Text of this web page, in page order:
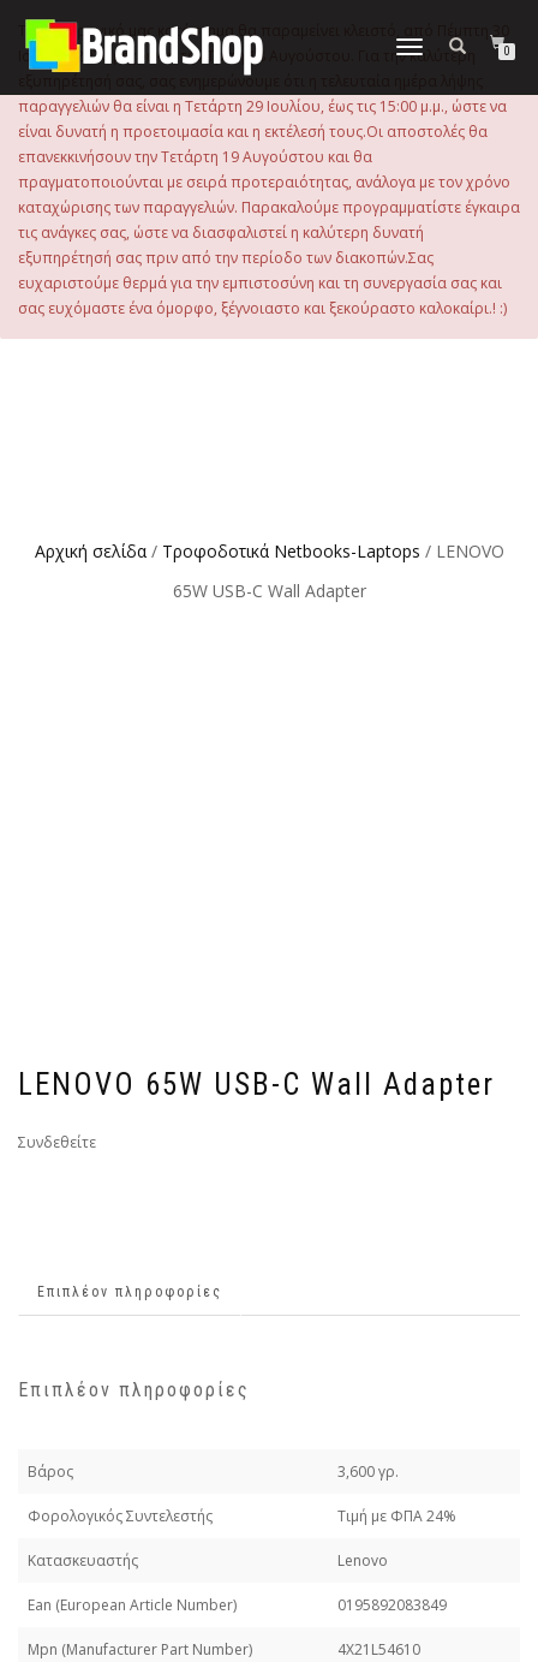
περιεχόμενο
Εναλλαγή
0
Το ηλεκτρονικό μας κατάστημα θα παραμείνει κλειστό, από Πέμπτη 30
Ιουλίου 2026 μέχρι και την Τρίτη 18 Αυγούστου. Για την καλύτερη
εξυπηρέτησή σας, σας ενημερώνουμε ότι η τελευταία ημέρα λήψης
παραγγελιών θα είναι η Τετάρτη 29 Ιουλίου, έως τις 15:00 μ.μ., ώστε να
είναι δυνατή η προετοιμασία και η εκτέλεσή τους.Οι αποστολές θα
επανεκκινήσουν την Τετάρτη 19 Αυγούστου και θα
πραγματοποιούνται με σειρά προτεραιότητας, ανάλογα με τον χρόνο
καταχώρισης των παραγγελιών. Παρακαλούμε προγραμματίστε έγκαιρα
τις ανάγκες σας, ώστε να διασφαλιστεί η καλύτερη δυνατή
εξυπηρέτησή σας πριν από την περίοδο των διακοπών.Σας
ευχαριστούμε θερμά για την εμπιστοσύνη και τη συνεργασία σας και
σας ευχόμαστε ένα όμορφο, ξέγνοιαστο και ξεκούραστο καλοκαίρι.! :)
Αρχική σελίδα/ Τροφοδοτικά Netbooks-Laptops / LENOVO
65W USB-C Wall Adapter
LENOVO 65W USB-C Wall Adapter
Συνδεθείτε
Επιπλέον πληροφορίες
Επιπλέον πληροφορίες
Βάρος 3,600 γρ.
Φορολογικός Συντελεστής Τιμή με ΦΠΑ 24%
Κατασκευαστής Lenovo
Εan (European Article Number) 0195892083849
Mpn (Manufacturer Part Number) 4X21L54610